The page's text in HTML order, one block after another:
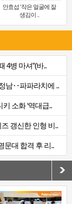
안효섭 ‘작은 얼굴에 잘
생김이 ..
4병 마셔”(바..
남‥파파라치에 ..
소화 ‘역대급..
갱신한 인형 비..
문대 합격 후 리..